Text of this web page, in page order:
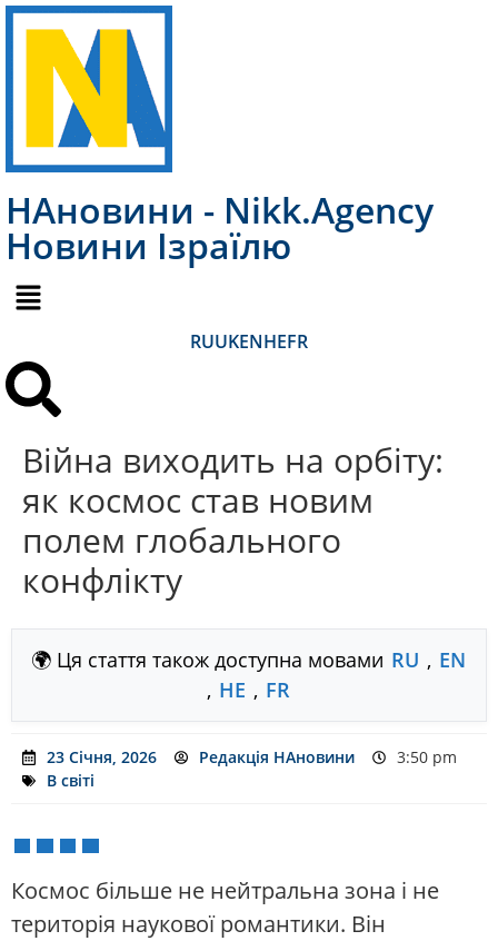
НАновини - Nikk.Agency
Новини Ізраїлю
RUUKENHEFR
Війна виходить на орбіту:
як космос став новим
полем глобального
конфлікту
🌍 Ця стаття також доступна мовами RU , EN
, HE , FR
23 Січня, 2026 Редакція НАновини
3:50 pm
В світі
Космос більше не нейтральна зона і не
територія наукової романтики. Він